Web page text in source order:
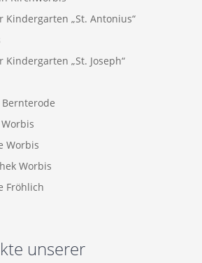
Kindergarten „St. Antonius“
Kindergarten „St. Joseph“
Worbis
Worbis
Fröhlich
unserer